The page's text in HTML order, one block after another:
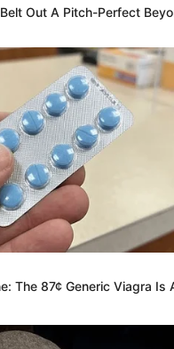
Out A Pitch-Perfect
The 87¢ Generic Viagra Is